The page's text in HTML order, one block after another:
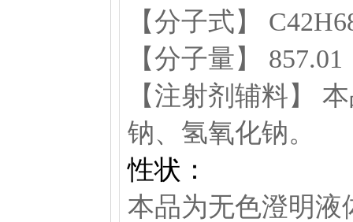
【分子式】
【分子量】 857.01
【注射剂辅料】
钠、氢氧化钠。
性状：
本品为无色澄明液